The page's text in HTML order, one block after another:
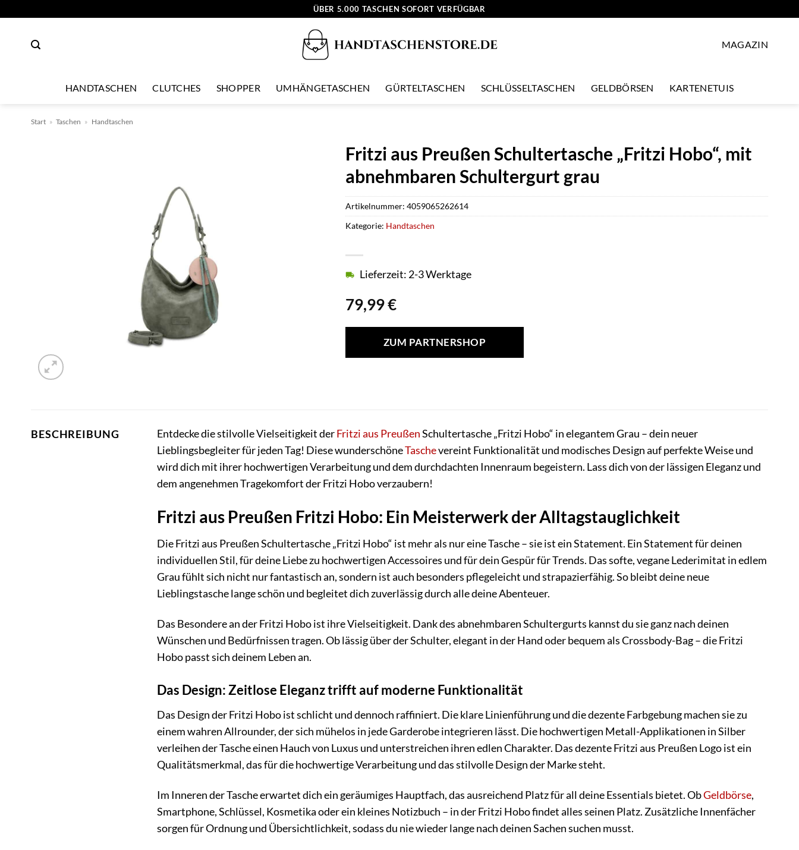
springen
ÜBER 5.000 TASCHEN SOFORT VERFÜGBAR
MAGAZIN
HANDTASCHEN CLUTCHES SHOPPER UMHÄNGETASCHEN GÜRTELTASCHEN SCHLÜSSELTASCHEN GELDBÖRSEN KARTENETUIS
Start » Taschen » Handtaschen
Fritzi aus Preußen Schultertasche „Fritzi Hobo“, mit
abnehmbaren Schultergurt grau
79,99€
Lieferzeit: 2-3 Werktage
ZUM PARTNERSHOP
Artikelnummer:4059065262614
Kategorie: Handtaschen
BESCHREIBUNG Entdecke die stilvolle Vielseitigkeit derFritzi aus PreußenSchultertasche „Fritzi Hobo“ in elegantem Grau – dein neuer
Lieblingsbegleiter für jeden Tag! Diese wunderschöneTaschevereint Funktionalität und modisches Design auf perfekte Weise und
wird dich mit ihrer hochwertigen Verarbeitung und dem durchdachten Innenraum begeistern. Lass dich von der lässigen Eleganz und
dem angenehmen Tragekomfort der Fritzi Hobo verzaubern!
Fritzi aus Preußen Fritzi Hobo: Ein Meisterwerk der Alltagstauglichkeit
Die Fritzi aus Preußen Schultertasche „Fritzi Hobo“ ist mehr als nur eine Tasche – sie ist ein Statement. Ein Statement für deinen
individuellen Stil, für deine Liebe zu hochwertigen Accessoires und für dein Gespür für Trends. Das softe, vegane Lederimitat in edlem
Grau fühlt sich nicht nur fantastisch an, sondern ist auch besonders pflegeleicht und strapazierfähig. So bleibt deine neue
Lieblingstasche lange schön und begleitet dich zuverlässig durch alle deine Abenteuer.
Das Besondere an der Fritzi Hobo ist ihre Vielseitigkeit. Dank des abnehmbaren Schultergurts kannst du sie ganz nach deinen
Wünschen und Bedürfnissen tragen. Ob lässig über der Schulter, elegant in der Hand oder bequem als Crossbody-Bag – die Fritzi
Hobo passt sich deinem Leben an.
Das Design: Zeitlose Eleganz trifft auf moderne Funktionalität
Das Design der Fritzi Hobo ist schlicht und dennoch raffiniert. Die klare Linienführung und die dezente Farbgebung machen sie zu
einem wahren Allrounder, der sich mühelos in jede Garderobe integrieren lässt. Die hochwertigen Metall-Applikationen in Silber
verleihen der Tasche einen Hauch von Luxus und unterstreichen ihren edlen Charakter. Das dezente Fritzi aus Preußen Logo ist ein
Qualitätsmerkmal, das für die hochwertige Verarbeitung und das stilvolle Design der Marke steht.
Im Inneren der Tasche erwartet dich ein geräumiges Hauptfach, das ausreichend Platz für all deine Essentials bietet. ObGeldbörse,
Smartphone, Schlüssel, Kosmetika oder ein kleines Notizbuch – in der Fritzi Hobo findet alles seinen Platz. Zusätzliche Innenfächer
sorgen für Ordnung und Übersichtlichkeit, sodass du nie wieder lange nach deinen Sachen suchen musst.